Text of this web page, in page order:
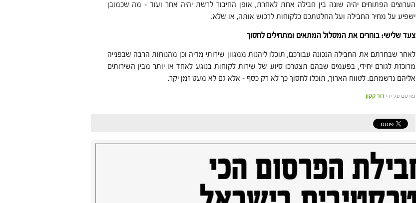
הערוצים הפתוחים יהיה שונה בין חבילה אחת לאחרת, אופן החיבור לרשת יהיה אחר ועוד – מה שכמובן
ישפיע על מחיר החבילה ועל החלטתכם כלקוחות לרכוש אותה, או שלא.
צעד שלישי: בוחרים את המסלול המתאים ומתחילים לחסוך
לאחר שבחרתם את החבילה הנכונה עבורכם, תוכלו ליהנות ממגוון שירותי מדיה וכן מהנוחות הרבה שבפנייה
מרוכזת לגורם יחידי, בפעמים שבהם תצטרכו סיוע של שירות לקוחות בנוגע לאחד או יותר מבין השירותים
אליהם נרשמתם. לטווח הארוך, תוכלו לחסוך כך לא רק כסף – אלא גם לא מעט זמן יקר.
פורסם על ידי דוד קקון